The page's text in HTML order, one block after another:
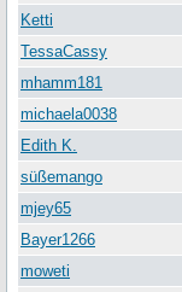
Ketti
TessaCassy
mhamm181
michaela0038
Edith K.
süßemango
mjey65
Bayer1266
moweti